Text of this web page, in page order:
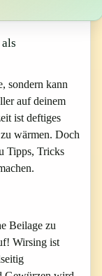
sondern kann
auf deinem
ist deftiges
wärmen. Doch
Tipps, Tricks
Beilage zu
Wirsing ist